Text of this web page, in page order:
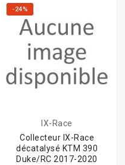
-24%
IX-Race
Collecteur IX-Race
décatalysé KTM 390
Duke/RC 2017-2020